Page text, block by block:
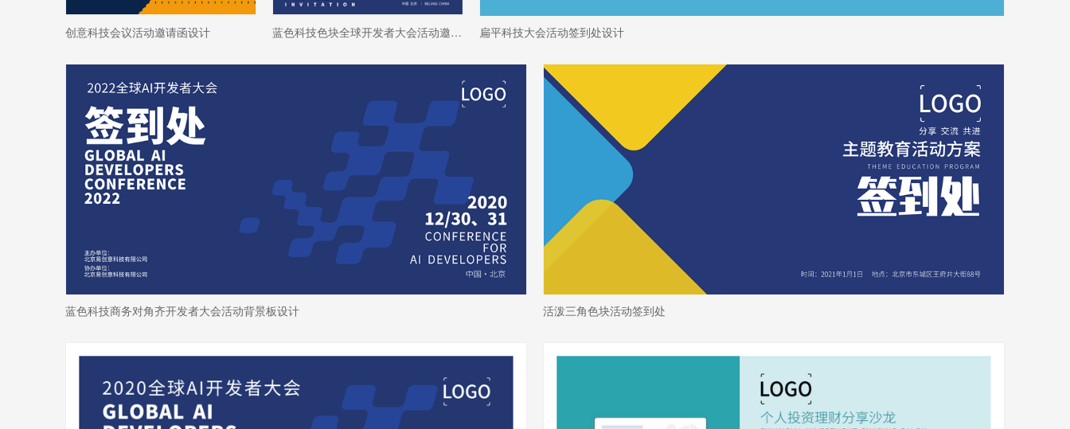
创意科技会议活动邀请函设计 蓝色科技色块全球开发者大会活动邀请函设计 扁平科技大会活动签到处设计
蓝色科技商务对角齐开发者大会活动背景板设计 活泼三角色块活动签到处